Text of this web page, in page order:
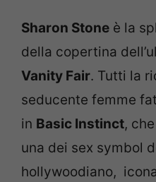
Sharon Stone è la
della copertina
Vanity Fair. Tutti la
seducente femme
in Basic Instinct,
una dei sex symbol
hollywoodiano,